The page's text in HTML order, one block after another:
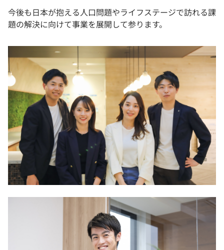
今後も日本が抱える人口問題やライフステージで訪れる課
題の解決に向けて事業を展開して参ります。